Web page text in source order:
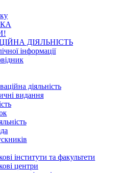
ДІЯЛЬНІСТЬ
інформації
діяльність
видання
інститути та факультети
центри